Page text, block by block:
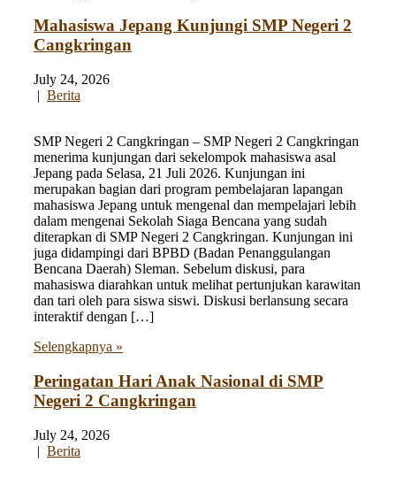
Mahasiswa Jepang Kunjungi SMP Negeri 2
Cangkringan
July 24, 2026
| Berita
SMP Negeri 2 Cangkringan – SMP Negeri 2 Cangkringan
menerima kunjungan dari sekelompok mahasiswa asal
Jepang pada Selasa, 21 Juli 2026. Kunjungan ini
merupakan bagian dari program pembelajaran lapangan
mahasiswa Jepang untuk mengenal dan mempelajari lebih
dalam mengenai Sekolah Siaga Bencana yang sudah
diterapkan di SMP Negeri 2 Cangkringan. Kunjungan ini
juga didampingi dari BPBD (Badan Penanggulangan
Bencana Daerah) Sleman. Sebelum diskusi, para
mahasiswa diarahkan untuk melihat pertunjukan karawitan
dan tari oleh para siswa siswi. Diskusi berlansung secara
interaktif dengan […]
Selengkapnya »
Peringatan Hari Anak Nasional di SMP
Negeri 2 Cangkringan
July 24, 2026
| Berita